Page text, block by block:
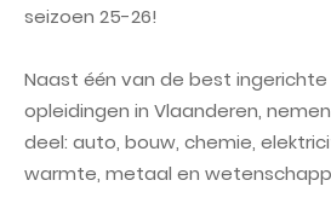
seizoen 25-26!
Naast één van de best
opleidingen in Vlaanderen,
deel: auto, bouw, chemie,
warmte, metaal en